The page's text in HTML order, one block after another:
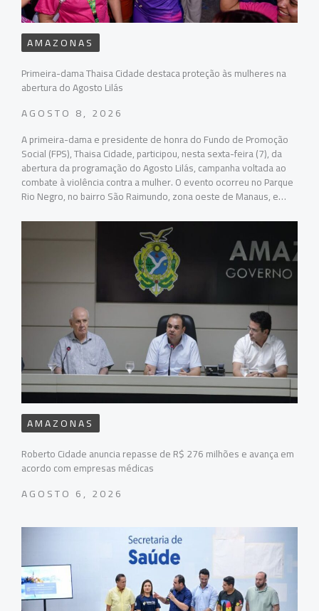
AMAZONAS
Primeira-dama Thaisa Cidade destaca proteção às mulheres na
abertura do Agosto Lilás
AGOSTO 8, 2026
A primeira-dama e presidente de honra do Fundo de Promoção
Social (FPS), Thaisa Cidade, participou, nesta sexta-feira (7), da
abertura da programação do Agosto Lilás, campanha voltada ao
combate à violência contra a mulher. O evento ocorreu no Parque
Rio Negro, no bairro São Raimundo, zona oeste de Manaus, e…
AMAZONAS
Roberto Cidade anuncia repasse de R$ 276 milhões e avança em
acordo com empresas médicas
AGOSTO 6, 2026